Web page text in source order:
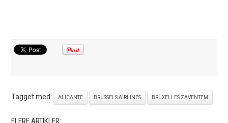
Tagget med: ALICANTE BRUSSELS AIRLINES BRUXELLES ZAVENTEM
FLERE ARTIKLER: